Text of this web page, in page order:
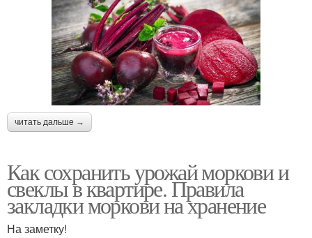
читать дальше →
Как сохранить урожай моркови и
свеклы в квартире. Правила
закладки моркови на хранение
На заметку!